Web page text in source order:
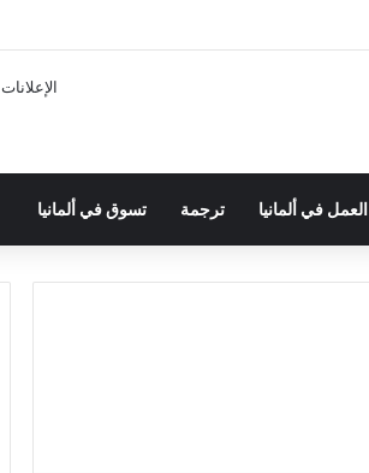
الإعلانات
العمل في ألمانيا ترجمة تسوق في ألمانيا